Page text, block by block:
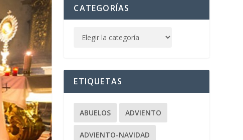
CATEGORÍAS
ETIQUETAS
ABUELOS ADVIENTO
ADVIENTO-NAVIDAD